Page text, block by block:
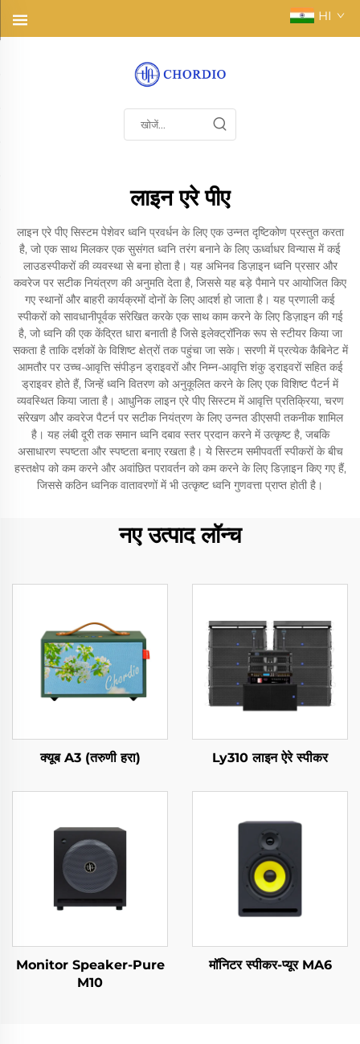
HI
लाइन एरे पीए
लाइन एरे पीए सिस्टम पेशेवर ध्वनि प्रवर्धन के लिए एक उन्नत दृष्टिकोण प्रस्तुत करता
है, जो एक साथ मिलकर एक सुसंगत ध्वनि तरंग बनाने के लिए ऊर्ध्वाधर विन्यास में कई
लाउडस्पीकरों की व्यवस्था से बना होता है। यह अभिनव डिज़ाइन ध्वनि प्रसार और
कवरेज पर सटीक नियंत्रण की अनुमति देता है, जिससे यह बड़े पैमाने पर आयोजित किए
गए स्थानों और बाहरी कार्यक्रमों दोनों के लिए आदर्श हो जाता है। यह प्रणाली कई
स्पीकरों को सावधानीपूर्वक संरेखित करके एक साथ काम करने के लिए डिज़ाइन की गई
है, जो ध्वनि की एक केंद्रित धारा बनाती है जिसे इलेक्ट्रॉनिक रूप से स्टीयर किया जा
सकता है ताकि दर्शकों के विशिष्ट क्षेत्रों तक पहुंचा जा सके। सरणी में प्रत्येक कैबिनेट में
आमतौर पर उच्च-आवृत्ति संपीड़न ड्राइवरों और निम्न-आवृत्ति शंकु ड्राइवरों सहित कई
ड्राइवर होते हैं, जिन्हें ध्वनि वितरण को अनुकूलित करने के लिए एक विशिष्ट पैटर्न में
व्यवस्थित किया जाता है। आधुनिक लाइन एरे पीए सिस्टम में आवृत्ति प्रतिक्रिया, चरण
संरेखण और कवरेज पैटर्न पर सटीक नियंत्रण के लिए उन्नत डीएसपी तकनीक शामिल
है। यह लंबी दूरी तक समान ध्वनि दबाव स्तर प्रदान करने में उत्कृष्ट है, जबकि
असाधारण स्पष्टता और स्पष्टता बनाए रखता है। ये सिस्टम समीपवर्ती स्पीकरों के बीच
हस्तक्षेप को कम करने और अवांछित परावर्तन को कम करने के लिए डिज़ाइन किए गए हैं,
जिससे कठिन ध्वनिक वातावरणों में भी उत्कृष्ट ध्वनि गुणवत्ता प्राप्त होती है।
नए उत्पाद लॉन्च
क्यूब A3 (तरुणी हरा) Ly310 लाइन ऐरे स्पीकर
Monitor Speaker-Pure
M10
मॉनिटर स्पीकर-प्यूर MA6